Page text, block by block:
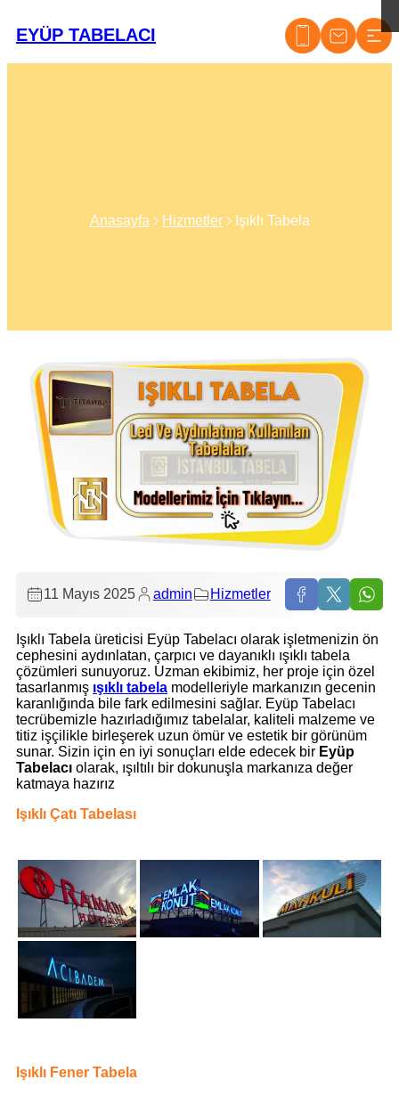
EYÜP TABELACI
Anasayfa Hizmetler Işıklı Tabela
11 Mayıs 2025 admin Hizmetler
Işıklı Tabela üreticisi Eyüp Tabelacı olarak işletmenizin ön
cephesini aydınlatan, çarpıcı ve dayanıklı ışıklı tabela
çözümleri sunuyoruz. Uzman ekibimiz, her proje için özel
tasarlanmış ışıklı tabela modelleriyle markanızın gecenin
karanlığında bile fark edilmesini sağlar. Eyüp Tabelacı
tecrübemizle hazırladığımız tabelalar, kaliteli malzeme ve
titiz işçilikle birleşerek uzun ömür ve estetik bir görünüm
sunar. Sizin için en iyi sonuçları elde edecek bir Eyüp
Tabelacı olarak, ışıltılı bir dokunuşla markanıza değer
katmaya hazırız
Işıklı Çatı Tabelası
Işıklı Fener Tabela